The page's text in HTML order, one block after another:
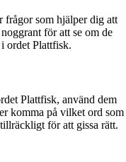
frågor som hjälper dig att
för att se om de
ordet Plattfisk.
Plattfisk, använd dem
komma på vilket ord som
för att gissa rätt.